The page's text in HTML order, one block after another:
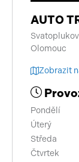
AUTO
Olomouc
Zobrazit
Pondělí
Úterý
Středa
Čtvrtek